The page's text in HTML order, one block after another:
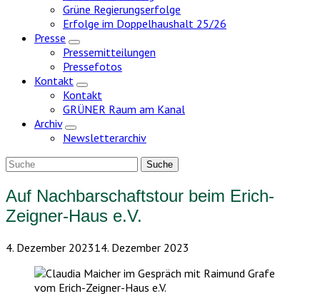
Grüne Regierungserfolge
Erfolge im Doppelhaushalt 25/26
Presse
Zeige
Untermenü
Pressemitteilungen
Pressefotos
Kontakt
Zeige
Untermenü
Kontakt
GRÜNER Raum am Kanal
Archiv
Zeige
Untermenü
Newsletterarchiv
Auf Nachbarschaftstour beim Erich-
Zeigner-Haus e.V.
4. Dezember 202314. Dezember 2023